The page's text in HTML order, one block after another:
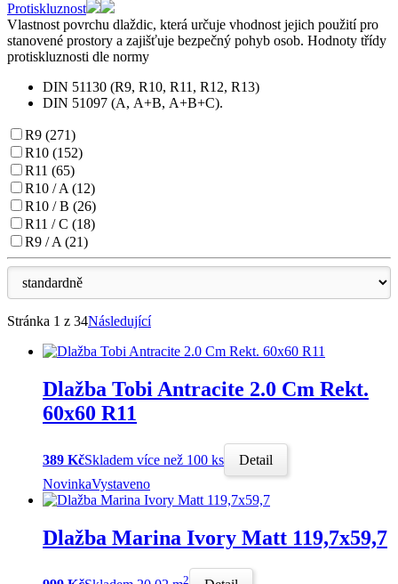
Protiskluznost
Vlastnost povrchu dlaždic, která určuje vhodnost jejich použití pro
stanovené prostory a zajišťuje bezpečný pohyb osob. Hodnoty třídy
protiskluznosti dle normy
DIN 51130 (R9, R10, R11, R12, R13)
DIN 51097 (A, A+B, A+B+C).
R9 (271)
R10 (152)
R11 (65)
R10 / A (12)
R10 / B (26)
R11 / C (18)
R9 / A (21)
Stránka 1 z 34Následující
Dlažba Tobi Antracite 2.0 Cm Rekt.
60x60 R11
389 KčSkladem více než 100 ks
Detail
NovinkaVystaveno
Dlažba Marina Ivory Matt 119,7x59,7
2